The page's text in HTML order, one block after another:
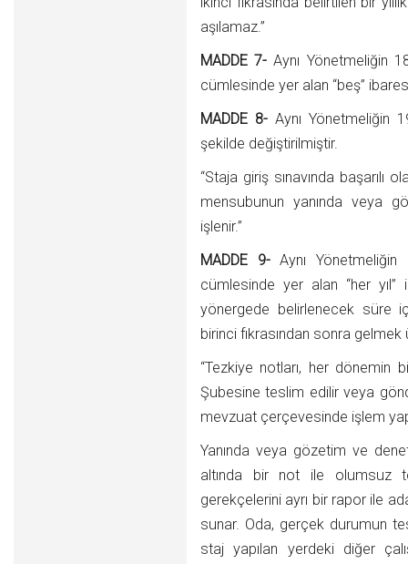
aşılamaz.”
MADDE 7-Aynı Yönetmeliğin
cümlesinde yer alan “beş”
MADDE 8-Aynı Yönetmeliğin
şekilde değiştirilmiştir.
“Staja giriş sınavında
mensubunun yanında veya
işlenir.”
MADDE 9-Aynı
cümlesinde yer alan “her
yönergede belirlenecek süre
birinci fıkrasından sonra
“Tezkiye notları, her dönemin
Şubesine teslim edilir veya
mevzuat çerçevesinde işlem
Yanında veya gözetim ve
altında bir not ile olumsuz
gerekçelerini ayrı bir rapor ile
sunar. Oda, gerçek durumun
staj yapılan yerdeki diğer